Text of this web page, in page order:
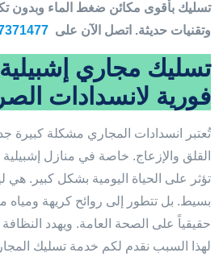
تسليك بأقوى مكائن ضغط الماء
وتقنيات حديثة. اتصل الآن على
تسليك مجاري
فورية لانسدادات
تُعتبر انسدادات المجاري مشكلة كبيرة
القلق والإزعاج. خاصة في منازل
تؤثر على الحياة اليومية بشكل كبير.
بسيط. بل تتطور إلى روائح كريهة ومياه
حقيقياً على الصحة العامة. ويهدد
لهذا السبب نقدم لكم خدمة تسليك